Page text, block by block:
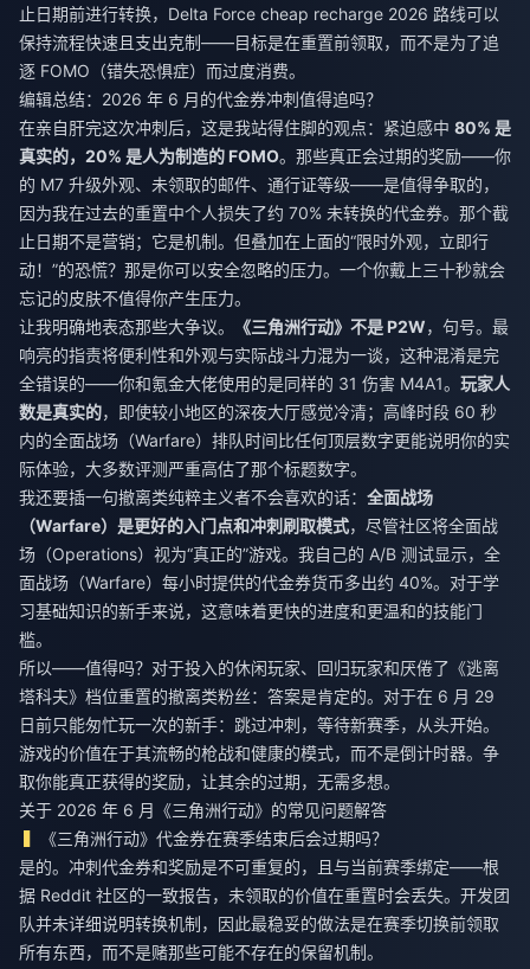
止日期前进行转换， Delta Force cheap recharge 2026 路线可以
保持流程快速且支出克制——目标是在重置前领取，而不是为了追
逐 FOMO（错失恐惧症）而过度消费。
编辑总结：2026 年 6 月的代金券冲刺值得追吗？
在亲自肝完这次冲刺后，这是我站得住脚的观点：紧迫感中 80% 是
真实的，20% 是人为制造的 FOMO。那些真正会过期的奖励——你
的 M7 升级外观、未领取的邮件、通行证等级——是值得争取的，
因为我在过去的重置中个人损失了约 70% 未转换的代金券。那个截
止日期不是营销；它是机制。但叠加在上面的“限时外观，立即行
动！”的恐慌？那是你可以安全忽略的压力。一个你戴上三十秒就会
忘记的皮肤不值得你产生压力。
让我明确地表态那些大争议。
《三角洲行动》不是 P2W，句号。最
响亮的指责将便利性和外观与实际战斗力混为一谈，这种混淆是完
全错误的——你和氪金大佬使用的是同样的 31 伤害 M4A1。 玩家人
数是真实的，即使较小地区的深夜大厅感觉冷清；高峰时段 60 秒
内的全面战场（Warfare）排队时间比任何顶层数字更能说明你的实
际体验，大多数评测严重高估了那个标题数字。
我还要插一句撤离类纯粹主义者不会喜欢的话： 全面战场
（Warfare）是更好的入门点和冲刺刷取模式，尽管社区将全面战
场（Operations）视为“真正的”游戏。我自己的 A/B 测试显示，全
面战场（Warfare）每小时提供的代金券货币多出约 40%。对于学
习基础知识的新手来说，这意味着更快的进度和更温和的技能门
槛。
所以——值得吗？对于投入的休闲玩家、回归玩家和厌倦了《逃离
塔科夫》档位重置的撤离类粉丝：答案是肯定的。对于在 6 月 29
日前只能匆忙玩一次的新手：跳过冲刺，等待新赛季，从头开始。
游戏的价值在于其流畅的枪战和健康的模式，而不是倒计时器。争
取你能真正获得的奖励，让其余的过期，无需多想。
关于 2026 年 6 月《三角洲行动》的常见问题解答
《三角洲行动》代金券在赛季结束后会过期吗？
是的。冲刺代金券和奖励是不可重复的，且与当前赛季绑定——根
据 Reddit 社区的一致报告，未领取的价值在重置时会丢失。开发团
队并未详细说明转换机制，因此最稳妥的做法是在赛季切换前领取
所有东西，而不是赌那些可能不存在的保留机制。